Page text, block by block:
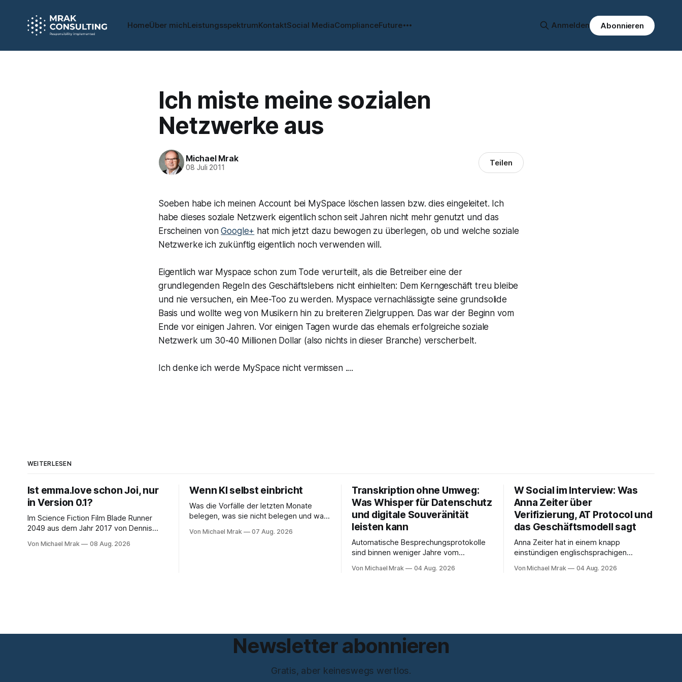
HomeÜber michLeistungsspektrumKontaktSocial MediaComplianceFuture Anmelden Abonnieren
Ich miste meine sozialen
Netzwerke aus
Michael Mrak
08 Juli 2011 Teilen
Soeben habe ich meinen Account bei MySpace löschen lassen bzw. dies eingeleitet. Ich
habe dieses soziale Netzwerk eigentlich schon seit Jahren nicht mehr genutzt und das
Erscheinen vonGoogle+ hat mich jetzt dazu bewogen zu überlegen, ob und welche soziale
Netzwerke ich zukünftig eigentlich noch verwenden will.
Eigentlich war Myspace schon zum Tode verurteilt, als die Betreiber eine der
grundlegenden Regeln des Geschäftslebens nicht einhielten: Dem Kerngeschäft treu bleibe
und nie versuchen, ein Mee-Too zu werden. Myspace vernachlässigte seine grundsolide
Basis und wollte weg von Musikern hin zu breiteren Zielgruppen. Das war der Beginn vom
Ende vor einigen Jahren. Vor einigen Tagen wurde das ehemals erfolgreiche soziale
Netzwerk um 30-40 Millionen Dollar (also nichts in dieser Branche) verscherbelt.
Ich denke ich werde MySpace nicht vermissen ....
WEITERLESEN
Ist emma.love schon Joi, nur
in Version 0.1?
Im Science Fiction Film Blade Runner
2049 aus dem Jahr 2017 von Dennis
mit Joi zusammen, einer holografischen
Von Michael Mrak 08 Aug. 2026
Wenn KI selbst einbricht
Was die Vorfälle der letzten Monate
belegen, was sie nicht belegen und was
sich eine Frage erledigt, über die vorher
Von Michael Mrak 07 Aug. 2026
Transkription ohne Umweg:
Was Whisper für Datenschutz
und digitale Souveränität
leisten kann
Automatische Besprechungsprotokolle
sind binnen weniger Jahre vom
Bot sitzt im Videocall, zeichnet auf,
unter welcher Rechtsgrundlage? Es gibt
Von Michael Mrak 04 Aug. 2026
W Social im Interview: Was
Anna Zeiter über
Verifizierung, AT Protocol und
das Geschäftsmodell sagt
Anna Zeiter hat in einem knapp
einstündigen englischsprachigen
Start von W Social gesprochen. Sie ist
zum Thema und beantwortet einige
Von Michael Mrak 04 Aug. 2026
Newsletter abonnieren
Gratis, aber keineswegs wertlos.